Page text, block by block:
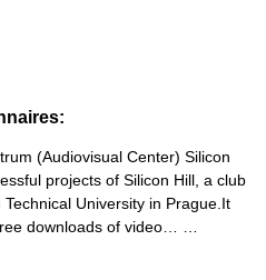
(Audiovisual Center) Silicon
projects of Silicon Hill, a club
University in Prague.It
downloads of video… …